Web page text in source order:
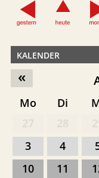
KALENDER
«
Mo Di
3
4
10
11